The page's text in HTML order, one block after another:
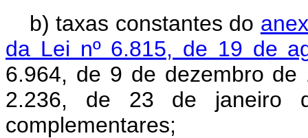
b) taxas constantes do
da Lei nº 6.815, de 19 de
6.964, de 9 de dezembro de
2.236, de 23 de janeiro
complementares;